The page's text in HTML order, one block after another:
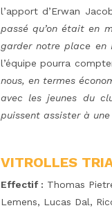
l’apport d’Erwan
passé qu’on était en
garder notre place en
l’équipe pourra
nous, en termes
avec les jeunes du
puissent assister à
VITROLLES
Effectif : Thomas
Lemens, Lucas Dal,